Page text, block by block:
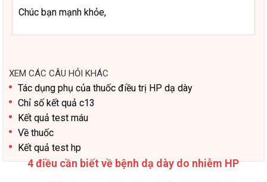
Chúc bạn mạnh khỏe,
XEM CÁC CÂU HỎI KHÁC
Tác dụng phụ của thuốc điều trị HP dạ dày
Chỉ số kết quả c13
Kết quả test máu
Về thuốc
Kết quả test hp
4 điều cần biết về bệnh dạ dày do nhiễm HP